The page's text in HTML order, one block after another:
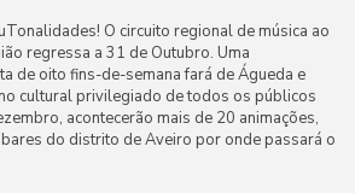
O circuito regional de música ao
regressa a 31 de Outubro. Uma
de oito fins-de-semana fará de Águeda e
cultural privilegiado de todos os públicos
acontecerão mais de 20 animações,
do distrito de Aveiro por onde passará o